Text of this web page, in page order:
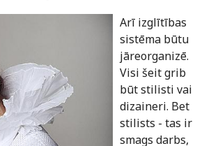
Arī izglītības
sistēma būtu
jāreorganizē.
Visi šeit grib
būt stilisti vai
dizaineri. Bet
stilists - tas ir
smags darbs,